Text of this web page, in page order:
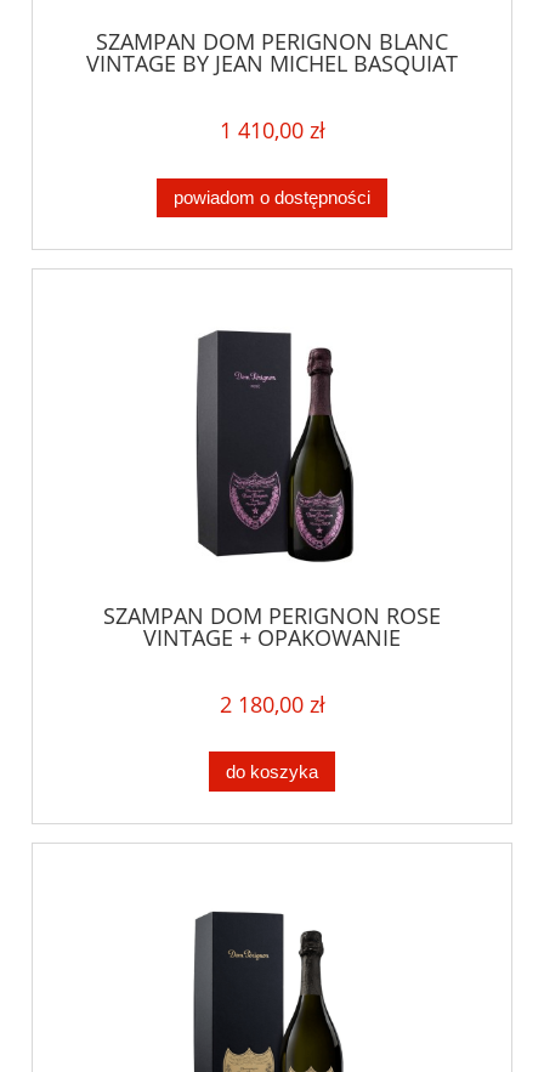
SZAMPAN DOM PERIGNON BLANC
VINTAGE BY JEAN MICHEL BASQUIAT
0,75L + BOX LIMITOWANA EDYCJA
1 410,00 zł
powiadom o dostępności
SZAMPAN DOM PERIGNON ROSE
VINTAGE + OPAKOWANIE
2 180,00 zł
do koszyka